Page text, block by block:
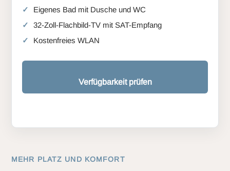
Eigenes Bad mit Dusche und WC
32-Zoll-Flachbild-TV mit SAT-Empfang
Kostenfreies WLAN
Verfügbarkeit prüfen
MEHR PLATZ UND KOMFORT